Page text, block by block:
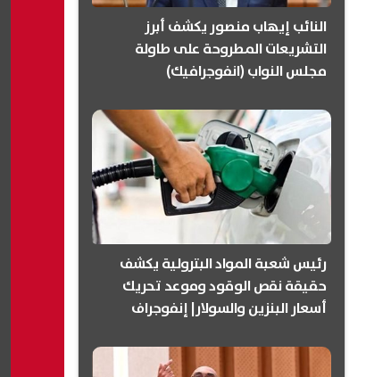
النائب إيهاب منصور يكشف أبرز
التشريعات المطروحة على طاولة
مجلس النواب (انفوجرافيك)
رئيس شعبة المواد البترولية يكشف
حقيقة نقص الوقود وموعد تحريك
أسعار البنزين والسولار| إنفوجراف